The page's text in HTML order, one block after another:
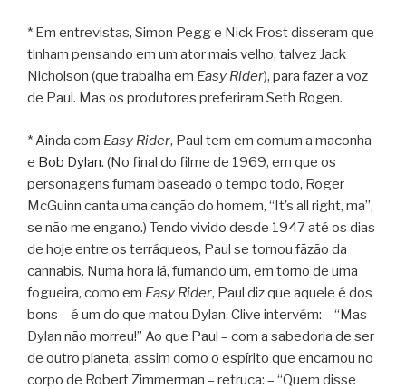
* Em entrevistas, Simon Pegg e Nick Frost disseram que
tinham pensando em um ator mais velho, talvez Jack
Nicholson (que trabalha em Easy Rider), para fazer a voz
de Paul. Mas os produtores preferiram Seth Rogen.
* Ainda com Easy Rider, Paul tem em comum a maconha
e Bob Dylan. (No final do filme de 1969, em que os
personagens fumam baseado o tempo todo, Roger
McGuinn canta uma canção do homem, “It’s all right, ma”,
se não me engano.) Tendo vivido desde 1947 até os dias
de hoje entre os terráqueos, Paul se tornou fãzão da
cannabis. Numa hora lá, fumando um, em torno de uma
fogueira, como em Easy Rider, Paul diz que aquele é dos
bons – é um do que matou Dylan. Clive intervém: – “Mas
Dylan não morreu!” Ao que Paul – com a sabedoria de ser
de outro planeta, assim como o espírito que encarnou no
corpo de Robert Zimmerman – retruca: – “Quem disse